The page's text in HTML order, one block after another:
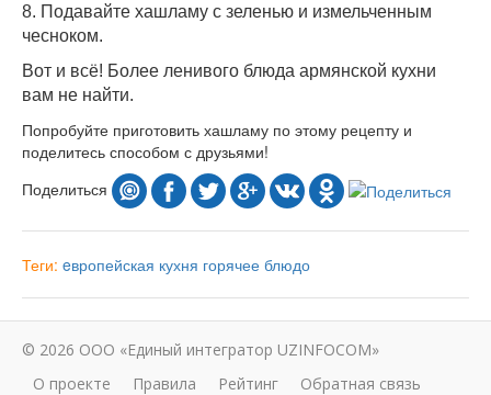
8. Подавайте хашламу с зеленью и измельченным
чесноком.
Вот и всё! Более ленивого блюда армянской кухни
вам не найти.
Попробуйте приготовить хашламу по этому рецепту и
поделитесь способом с друзьями!
Поделиться
Теги: eвропейская кухня горячее блюдо
© 2026 ООО «Единый интегратор UZINFOCOM»
О проекте
Правила Рейтинг Обратная связь